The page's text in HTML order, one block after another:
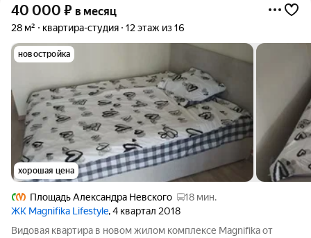
40 000 ₽ в месяц
28 м² квартира-студия 12 этаж из 16
новостройка
хорошая цена
Площадь Александра Невского
18 мин.
ЖК Magnifika Lifestyle, 4 квартал 2018
Видовая квартира в новом жилом комплексе Magnifika от